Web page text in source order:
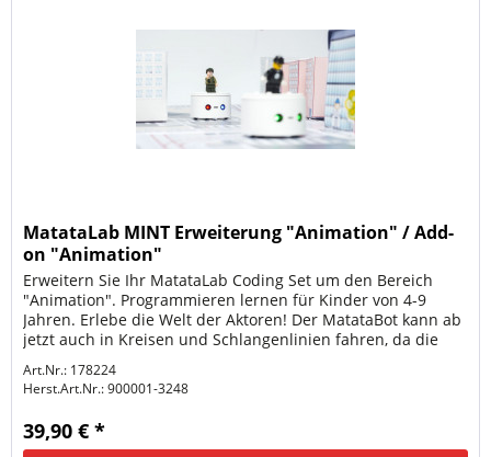
MatataLab MINT Erweiterung "Animation" / Add-
on "Animation"
Erweitern Sie Ihr MatataLab Coding Set um den Bereich
"Animation". Programmieren lernen für Kinder von 4-9
Jahren. Erlebe die Welt der Aktoren! Der MatataBot kann ab
jetzt auch in Kreisen und Schlangenlinien fahren, da die
Art.Nr.: 178224
Herst.Art.Nr.:900001-3248
39,90 € *